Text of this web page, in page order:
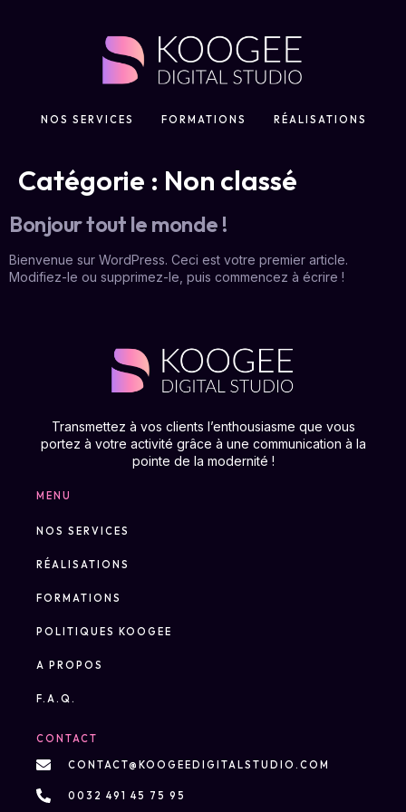
NOS SERVICES FORMATIONS RÉALISATIONS
Catégorie : Non classé
Bonjour tout le monde !
Bienvenue sur WordPress. Ceci est votre premier article.
Modifiez-le ou supprimez-le, puis commencez à écrire !
Transmettez à vos clients l’enthousiasme que vous
portez à votre activité grâce à une communication à la
pointe de la modernité !
MENU
NOS SERVICES
RÉALISATIONS
FORMATIONS
POLITIQUES KOOGEE
A PROPOS
F.A.Q.
CONTACT
CONTACT@KOOGEEDIGITALSTUDIO.COM
0032 491 45 75 95